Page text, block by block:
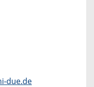
due.de